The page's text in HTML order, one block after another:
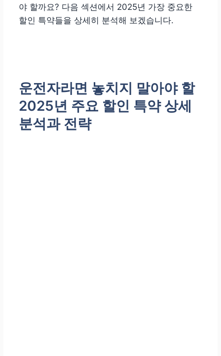
야 할까요? 다음 섹션에서 2025년 가장 중요한
할인 특약들을 상세히 분석해 보겠습니다.
운전자라면 놓치지 말아야 할
2025년 주요 할인 특약 상세
분석과 전략